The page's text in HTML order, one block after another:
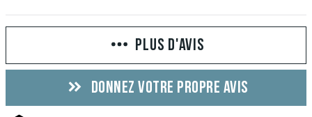
PLUS D'AVIS
DONNEZ VOTRE PROPRE AVIS